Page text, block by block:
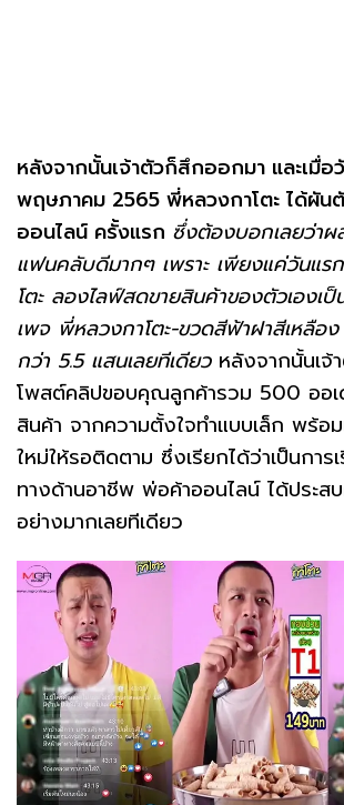
หลังจากนั้นเจ้าตัวก็สึกออกมา และเมื่
พฤษภาคม 2565 พี่หลวงกาโตะ ได้ผัน
ออนไลน์ ครั้งแรก ซึ่งต้องบอกเลยว่า
แฟนคลับดีมากๆ เพราะ เพียงแค่วันแร
โตะ ลองไลฟ์สดขายสินค้าของตัวเองเ
เพจ พี่หลวงกาโตะ-ขวดสีฟ้าฝาสีเหลือ
กว่า 5.5 แสนเลยทีเดียวหลังจากนั้นเจ้
โพสต์คลิปขอบคุณลูกค้ารวม 500 ออ
สินค้า จากความตั้งใจทำแบบเล็ก พร้อม
ใหม่ให้รอติดตาม ซึ่งเรียกได้ว่าเป็นการ
ทางด้านอาชีพ พ่อค้าออนไลน์ ได้ประสบ
อย่างมากเลยทีเดียว